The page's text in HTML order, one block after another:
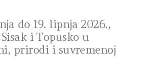
do 19. lipnja 2026.,
i Topusko u
prirodi i suvremenoj